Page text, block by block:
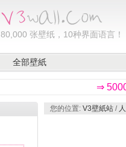
80,000 张壁纸，10种界面语言！
全部壁紙
⇒
您的位置: V3壁紙站 /